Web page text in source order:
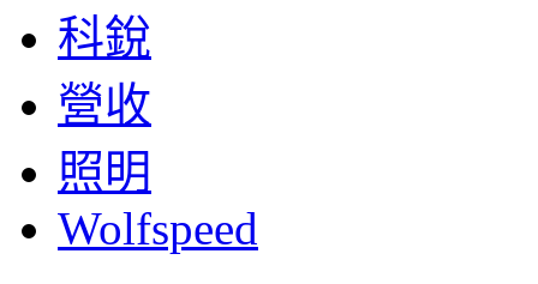
科銳
營收
照明
Wolfspeed